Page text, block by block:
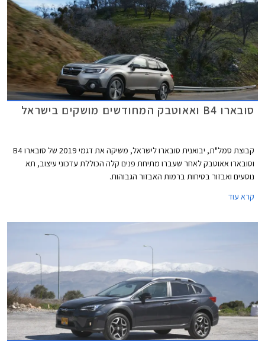
סובארו B4 ואאוטבק המחודשים מושקים בישראל
קבוצת סמל"ת, יבואנית סובארו לישראל, משיקה את דגמי 2019 של סובארו B4
וסובארו אאוטבק לאחר שעברו מתיחת פנים קלה הכוללת עדכוני עיצוב, תא
נוסעים ואבזור בטיחות ברמות האבזור הגבוהות.
קרא עוד